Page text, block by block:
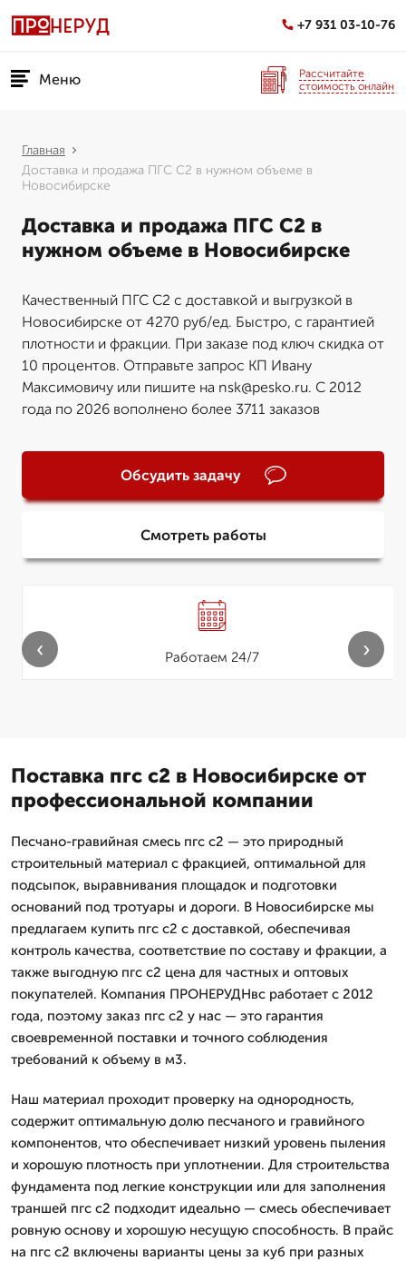
+7 931 03-10-76
Меню
Рассчитайте
стоимость онлайн
Главная
Доставка и продажа ПГС С2 в нужном объеме в
Новосибирске
Доставка и продажа ПГС С2 в
нужном объеме в Новосибирске
Качественный ПГС С2 с доставкой и выгрузкой в
Новосибирске от 4270 руб/ед. Быстро, с гарантией
плотности и фракции. При заказе под ключ скидка от
10 процентов. Отправьте запрос КП Ивану
Максимовичу или пишите на nsk@pesko.ru. С 2012
года по 2026 вополнено более 3711 заказов
Обсудить задачу
Смотреть работы
Работаем 24/7
‹ ›
Поставка пгс с2 в Новосибирске от
профессиональной компании
Песчано-гравийная смесь пгс с2 — это природный
строительный материал с фракцией, оптимальной для
подсыпок, выравнивания площадок и подготовки
оснований под тротуары и дороги. В Новосибирске мы
предлагаем купить пгс с2 с доставкой, обеспечивая
контроль качества, соответствие по составу и фракции, а
также выгодную пгс с2 цена для частных и оптовых
покупателей. Компания ПРОНЕРУДНвс работает с 2012
года, поэтому заказ пгс с2 у нас — это гарантия
своевременной поставки и точного соблюдения
требований к объему в м3.
Наш материал проходит проверку на однородность,
содержит оптимальную долю песчаного и гравийного
компонентов, что обеспечивает низкий уровень пыления
и хорошую плотность при уплотнении. Для строительства
фундамента под легкие конструкции или для заполнения
траншей пгс с2 подходит идеально — смесь обеспечивает
ровную основу и хорошую несущую способность. В прайс
на пгс с2 включены варианты цены за куб при разных